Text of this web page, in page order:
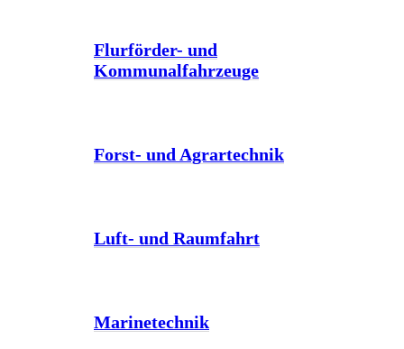
Flurförder- und
Kommunalfahrzeuge
Forst- und Agrartechnik
Luft- und Raumfahrt
Marinetechnik